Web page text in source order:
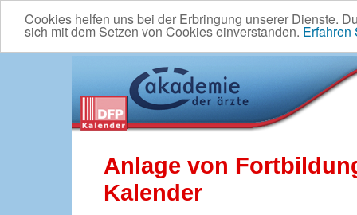
Cookies helfen uns bei der Erbringung unserer Dienste.
sich mit dem Setzen von Cookies einverstanden. Erfahren
Anlage von
Kalender